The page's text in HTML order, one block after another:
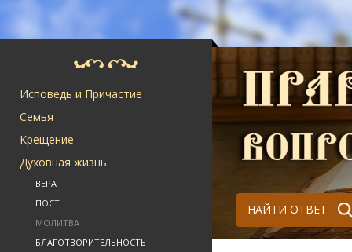
Исповедь и Причастие
Семья
Крещение
Духовная жизнь
ВЕРА
ПОСТ
МОЛИТВА
БЛАГОТВОРИТЕЛЬНОСТЬ
НАЙТИ ОТВЕТ